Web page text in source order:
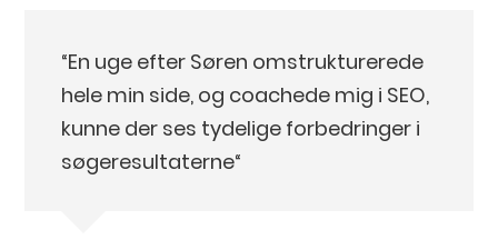
“En uge efter Søren omstrukturerede
hele min side, og coachede mig i SEO,
kunne der ses tydelige forbedringer i
søgeresultaterne“